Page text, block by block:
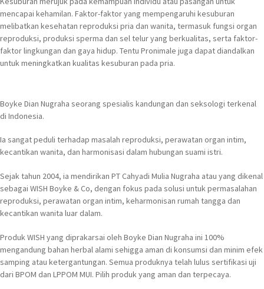
mencapai kehamilan. Faktor-faktor yang mempengaruhi kesuburan
melibatkan kesehatan reproduksi pria dan wanita, termasuk fungsi organ
reproduksi, produksi sperma dan sel telur yang berkualitas, serta faktor-
faktor lingkungan dan gaya hidup. Tentu Pronimale juga dapat diandalkan
untuk meningkatkan kualitas kesuburan pada pria.
Boyke Dian Nugraha seorang spesialis kandungan dan seksologi terkenal
di Indonesia.
Ia sangat peduli terhadap masalah reproduksi, perawatan organ intim,
kecantikan wanita, dan harmonisasi dalam hubungan suami istri.
Sejak tahun 2004, ia mendirikan PT Cahyadi Mulia Nugraha atau yang dikenal
sebagai WISH Boyke & Co, dengan fokus pada solusi untuk permasalahan
reproduksi, perawatan organ intim, keharmonisan rumah tangga dan
kecantikan wanita luar dalam.
Produk WISH yang diprakarsai oleh Boyke Dian Nugraha ini 100%
mengandung bahan herbal alami sehigga aman di konsumsi dan minim efek
samping atau ketergantungan. Semua produknya telah lulus sertifikasi uji
dari BPOM dan LPPOM MUI. Pilih produk yang aman dan terpecaya.